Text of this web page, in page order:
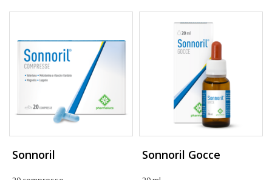
Sonnoril Sonnoril Gocce